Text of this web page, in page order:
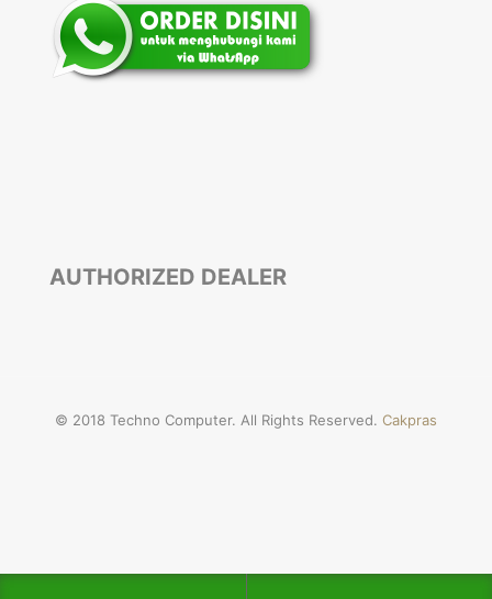
AUTHORIZED DEALER
© 2018 Techno Computer. All Rights Reserved. Cakpras